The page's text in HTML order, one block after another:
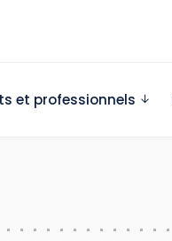
et professionnels